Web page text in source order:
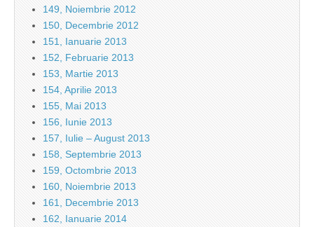
149, Noiembrie 2012
150, Decembrie 2012
151, Ianuarie 2013
152, Februarie 2013
153, Martie 2013
154, Aprilie 2013
155, Mai 2013
156, Iunie 2013
157, Iulie – August 2013
158, Septembrie 2013
159, Octombrie 2013
160, Noiembrie 2013
161, Decembrie 2013
162, Ianuarie 2014